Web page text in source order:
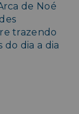
de Noé
trazendo
dia a dia